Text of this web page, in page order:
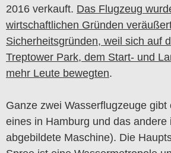
2016 verkauft. Das Flugzeug
wirtschaftlichen Gründen
Sicherheitsgründen, weil sich auf
Treptower Park, dem Start- und
mehr Leute bewegten.
Ganze zwei Wasserflugzeuge gibt
eines in Hamburg und das andere
abgebildete Maschine). Die